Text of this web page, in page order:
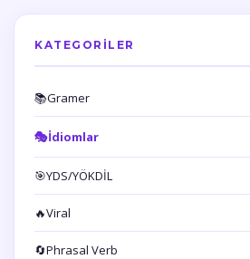
KATEGORILER
📚Gramer
🎭İdiomlar
🎯YDS/YÖKDİL
🔥Viral
🔄Phrasal Verb